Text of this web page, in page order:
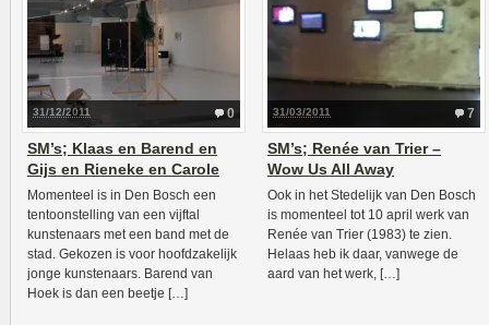
0
31/12/2011
SM’s; Klaas en Barend en
Gijs en Rieneke en Carole
Momenteel is in Den Bosch een
tentoonstelling van een vijftal
kunstenaars met een band met de
stad. Gekozen is voor hoofdzakelijk
jonge kunstenaars. Barend van
Hoek is dan een beetje […]
7
31/03/2011
SM’s; Renée van Trier –
Wow Us All Away
Ook in het Stedelijk van Den Bosch
is momenteel tot 10 april werk van
Renée van Trier (1983) te zien.
Helaas heb ik daar, vanwege de
aard van het werk, […]